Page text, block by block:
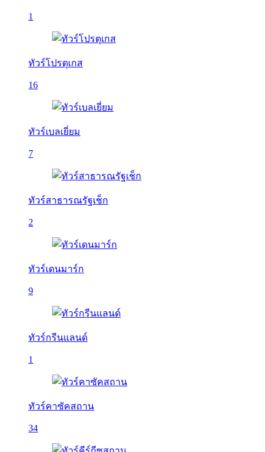
1
ทัวร์โปรตุเกส
16
ทัวร์เบลเยี่ยม
7
ทัวร์สาธารณรัฐเช็ก
2
ทัวร์เดนมาร์ก
9
ทัวร์กรีนแลนด์
1
ทัวร์คาซัคสถาน
34